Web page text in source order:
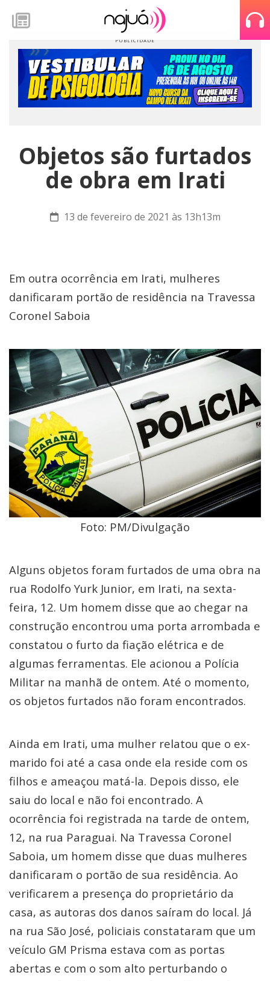
Objetos são furtados
de obra em Irati
13 de fevereiro de 2021 às 13h13m
Em outra ocorrência em Irati, mulheres
danificaram portão de residência na Travessa
Coronel Saboia
Foto: PM/Divulgação
Alguns objetos foram furtados de uma obra na
rua Rodolfo Yurk Junior, em Irati, na sexta-
feira, 12. Um homem disse que ao chegar na
construção encontrou uma porta arrombada e
constatou o furto da fiação elétrica e de
algumas ferramentas. Ele acionou a Polícia
Militar na manhã de ontem. Até o momento,
os objetos furtados não foram encontrados.
Ainda em Irati, uma mulher relatou que o ex-
marido foi até a casa onde ela reside com os
filhos e ameaçou matá-la. Depois disso, ele
saiu do local e não foi encontrado. A
ocorrência foi registrada na tarde de ontem,
12, na rua Paraguai. Na Travessa Coronel
Saboia, um homem disse que duas mulheres
danificaram o portão de sua residência. Ao
verificarem a presença do proprietário da
casa, as autoras dos danos saíram do local. Já
na rua São José, policiais constataram que um
veículo GM Prisma estava com as portas
abertas e com o som alto perturbando o